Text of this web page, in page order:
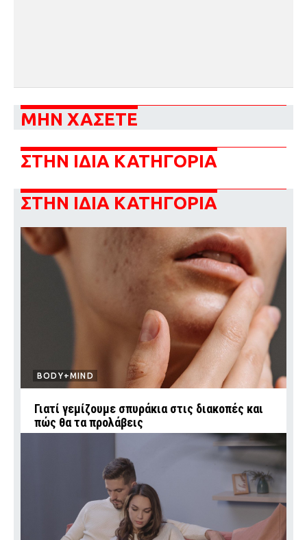
ΜΗΝ ΧΑΣΕΤΕ
ΣΤΗΝ ΙΔΙΑ ΚΑΤΗΓΟΡΙΑ
ΣΤΗΝ ΙΔΙΑ ΚΑΤΗΓΟΡΙΑ
BODY+MIND
Γιατί γεμίζουμε σπυράκια στις διακοπές και
πώς θα τα προλάβεις